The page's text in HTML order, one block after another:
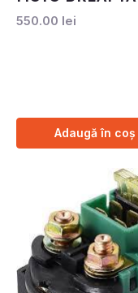
550.00 lei
Adaugă în coș